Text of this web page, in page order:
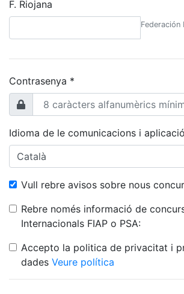
F. Riojana
Federación
Contrasenya *
Idioma de le comunicacions i
Vull rebre avisos sobre nous
Rebre només informació de
Internacionals FIAP o PSA:
Accepto la politica de privacitat i
dades Veure política